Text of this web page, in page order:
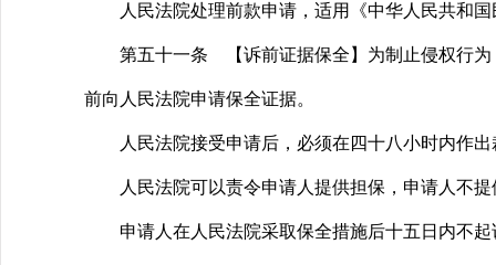
人民法院处理前款申请，适用《中华人民共和国
第五十一条 【诉前证据保全】为制止侵权行为
前向人民法院申请保全证据。
人民法院接受申请后，必须在四十八小时内作出
人民法院可以责令申请人提供担保，申请人不提
申请人在人民法院采取保全措施后十五日内不起